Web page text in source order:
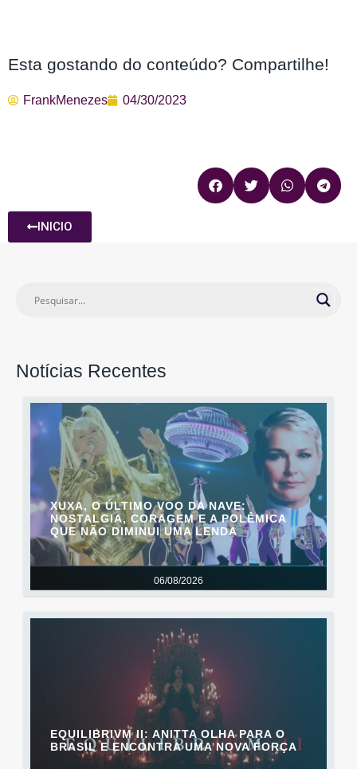
Esta gostando do conteúdo? Compartilhe!
FrankMenezes 04/30/2023
INICIO
Notícias Recentes
06/08/2026
XUXA, O ÚLTIMO VOO DA NAVE:
NOSTALGIA, CORAGEM E A POLÊMICA
QUE NÃO DIMINUI UMA LENDA
EQUILIBRIVM II: ANITTA OLHA PARA O
BRASIL E ENCONTRA UMA NOVA FORÇA